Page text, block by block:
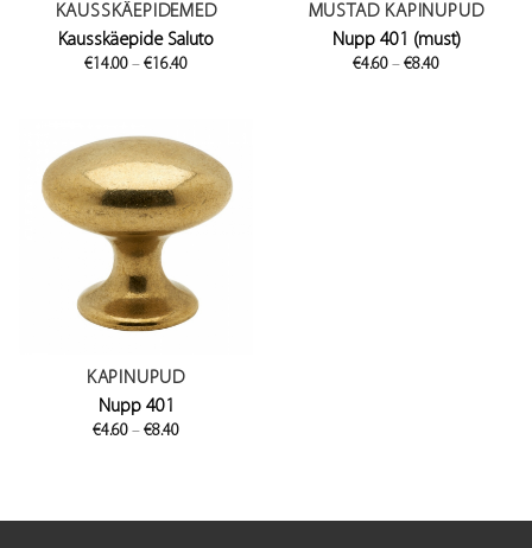
KAUSSKÄEPIDEMED
Kausskäepide Saluto
€ 14.00 – € 16.40Price
MUSTAD KAPINUPUD
Nupp 401 (must)
€4.60 – €8.40Price
KAPINUPUD
Nupp 401
€4.60 – €8.40Price